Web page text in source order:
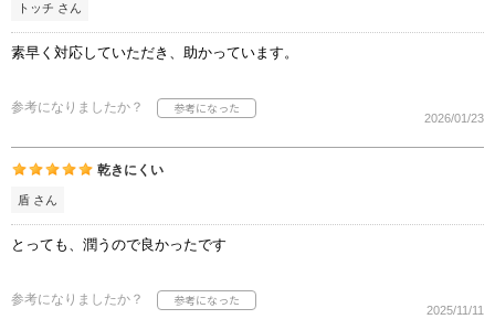
トッチ さん
素早く対応していただき、助かっています。
参考になりましたか？
2026/01/23
乾きにくい
盾 さん
とっても、潤うので良かったです
参考になりましたか？
2025/11/11